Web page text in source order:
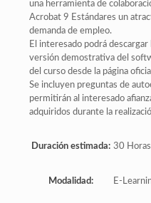
una herramienta de
Acrobat 9 Estándares un
demanda de empleo.
El interesado podrá
versión demostrativa del
del curso desde la página
Se incluyen preguntas de
permitirán al interesado
adquiridos durante la
Duración estimada: 30 Horas
Modalidad: E-